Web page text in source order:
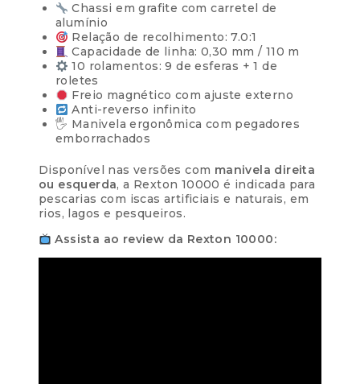
6x de
32,91
com juros
7x deR$28,35
com juros
8x deR$ 24,92
com juros
R$ 199,36
9x de R$22,26
com juros
R$ 200,34
com juros
R$ 201,30
Chassi em grafite com carretel de
alumínio
Relação de recolhimento: 7.0:1
Capacidade de linha: 0,30 mm / 110 m
10 rolamentos: 9 de esferas + 1 de
roletes
Freio magnético com ajuste externo
Anti-reverso infinito
🖐️ Manivela ergonômica com pegadores
emborrachados
Disponível nas versões com manivela direita
ou esquerda, a Rexton 10000 é indicada para
pescarias com iscas artificiais e naturais, em
rios, lagos e pesqueiros.
Assista ao review da Rexton 10000: